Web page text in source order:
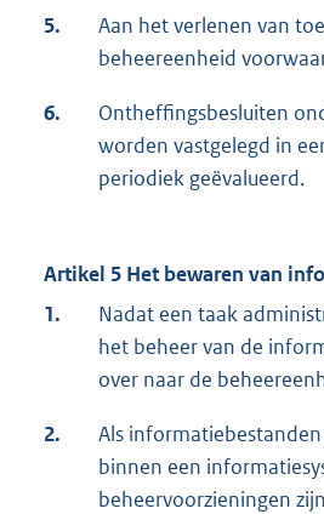
5.
Aan het verlenen van
beheereenheid
6.
Ontheffingsbesluiten
worden vastgelegd in
periodiek geëvalueerd.
Artikel 5 Het bewaren van
1.
Nadat een taak
het beheer van de
over naar de
2.
Als
binnen een
beheervoorzieningen